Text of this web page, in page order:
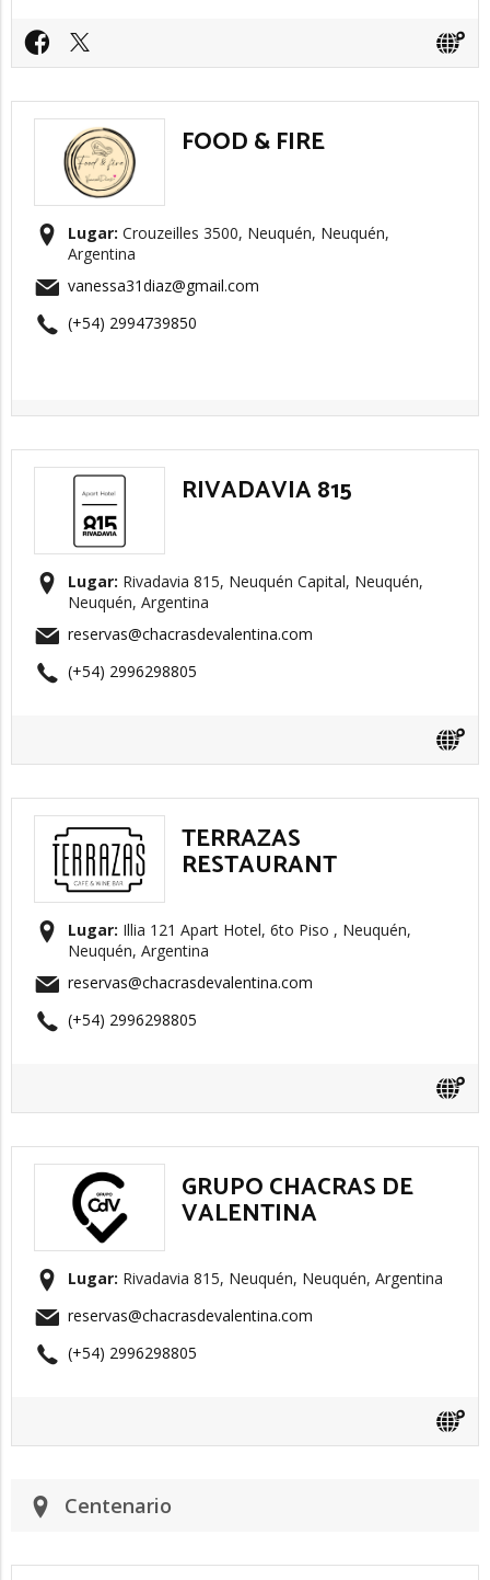
FOOD & FIRE
Lugar: Crouzeilles 3500, Neuquén, Neuquén,
Argentina
vanessa31diaz@gmail.com
(+54) 2994739850
RIVADAVIA 815
Lugar: Rivadavia 815, Neuquén Capital, Neuquén,
Neuquén, Argentina
reservas@chacrasdevalentina.com
(+54) 2996298805
TERRAZAS
RESTAURANT
Lugar: Illia 121 Apart Hotel, 6to Piso , Neuquén,
Neuquén, Argentina
reservas@chacrasdevalentina.com
(+54) 2996298805
GRUPO CHACRAS DE
VALENTINA
Lugar: Rivadavia 815, Neuquén, Neuquén, Argentina
reservas@chacrasdevalentina.com
(+54) 2996298805
Centenario